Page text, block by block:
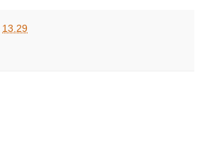
13.29